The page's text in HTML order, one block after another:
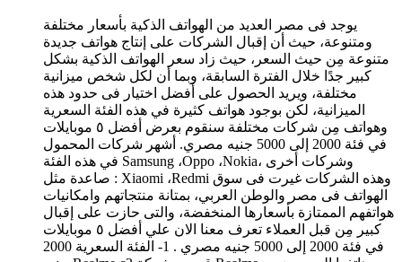
يوجد فى مصر العديد من الهواتف الذكية بأسعار مختلفة
ومتنوعة، حيث أن إقبال الشركات على إنتاج هواتف جديدة
متنوعة مِن حيث السعر، حيث زاد سعر الهواتف الذكية بشكل
كبير جدًا خلال الفترة السابقة، وبما أن لكل شخص ميزانية
مختلفة، ويريد الحصول على أفضل اختيار فى حدود هذه
الميزانية، لكن بوجود هواتف كثيرة في هذه الفئة السعرية
وهواتف مِن شركات مختلفة سنقوم بعرض أفضل ٥ موبايلات
في فئة 2000 إلى 5000 جنيه مصري. أشهر شركات المحمول
في هذه الفئة Samsung ،Oppo ،Nokia، وشركات أخرى
صاعدة مثل : Xiaomi ،Redmi وهذه الشركات غيرت فى سوق
الهواتف فى مصر والوطن العربي، بمتانة منتجاتهم وامكانيات
هواتفهم الممتازة بأسعارها المنخفضة، والتى حازت على إقبال
كبير مِن قبل العملاء تعرف معنا الان علي أفضل ٥ موبايلات
في فئة 2000 إلى 5000 جنيه مصري . 1- الفئة السعرية 2000